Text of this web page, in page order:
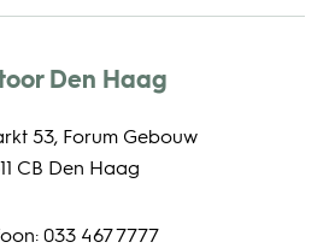
Den Haag
53, Forum Gebouw
CB Den Haag
033 467 7777